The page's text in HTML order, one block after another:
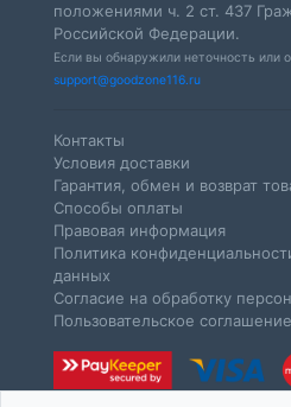
положениями ч. 2 ст. 437
Российской Федерации.
Если вы обнаружили неточность или
support@goodzone116.ru
Контакты
Условия доставки
Гарантия, обмен и возврат
Способы оплаты
Правовая информация
Политика
данных
Согласие на обработку
Пользовательское соглашение